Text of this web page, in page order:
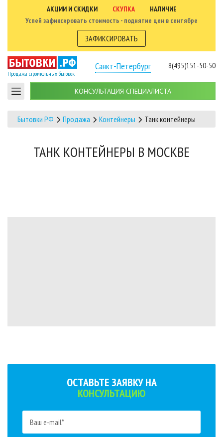
АКЦИИ И СКИДКИ СКУПКА
НАЛИЧИЕ
Успей зафиксировать стоимость - поднятие цен в сентябре
ЗАФИКСИРОВАТЬ
Продажа строительных бытовок
Санкт-Петербург 8(495)151-50-50
КОНСУЛЬТАЦИЯ СПЕЦИАЛИСТА
Бытовки РФ Продажа Контейнеры Танк контейнеры
ТАНК КОНТЕЙНЕРЫ В МОСКВЕ
ОСТАВЬТЕ ЗАЯВКУ НА
КОНСУЛЬТАЦИЮ